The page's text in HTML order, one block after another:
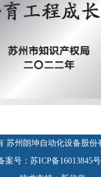
苏州朗坤自动化设备股份
案号：苏ICP备16013845